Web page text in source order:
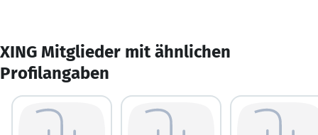
XING Mitglieder mit ähnlichen
Profilangaben